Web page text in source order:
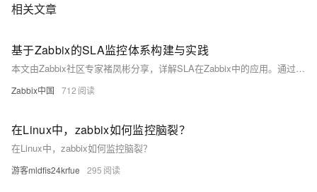
相关文章
基于Zabbix的SLA监控体系构建与实践
本文由Zabbix社区专家褚凤彬分享，详解SLA在Zabbix中的应用。通过Trigger与Service联动，构建Web应用的多层级监控体系，并介绍SLA计算规则、维护期处理及升级注意事项，助力企业精准掌控服务可用性。
Zabbix中国 712
在Linux中，zabbix如何监控脑裂？
在Linux中，zabbix如何监控脑裂？
游客mldfis24krfue 295